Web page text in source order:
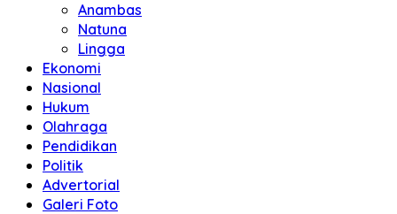
Anambas
Natuna
Lingga
Ekonomi
Nasional
Hukum
Olahraga
Pendidikan
Politik
Advertorial
Galeri Foto